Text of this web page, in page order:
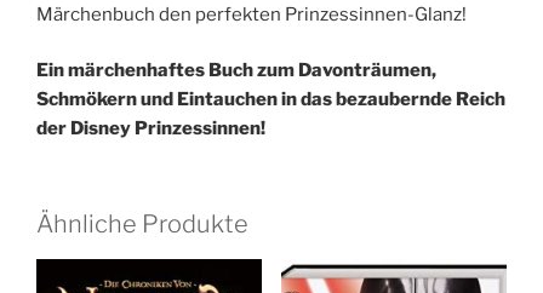
Märchenbuch den perfekten Prinzessinnen-Glanz!
Ein märchenhaftes Buch zum Davonträumen,
Schmökern und Eintauchen in das bezaubernde Reich
der Disney Prinzessinnen!
Ähnliche Produkte